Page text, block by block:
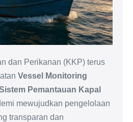
dan Perikanan (KKP) terus
Vessel Monitoring
Pemantauan Kapal
mewujudkan pengelolaan
transparan dan